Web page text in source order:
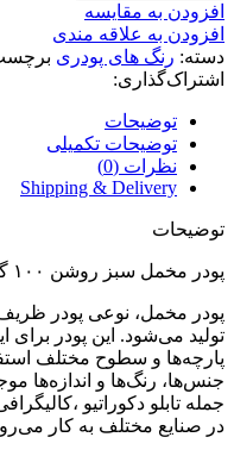
افزودن به مقایسه
افزودن به علاقه مندی
دسته: رنگ های پودری
اشتراک‌گذاری:
توضیحات
توضیحات تکمیلی
نظرات (0)
Shipping & Delivery
توضیحات
پودر مخمل سبز روشن ۱۰۰ گرمی
پودر مخمل، نوعی پودر
تولید می‌شود. این پودر برای
پارچه‌ها و سطوح مختلف
جنس‌ها، رنگ‌ها و اندازه‌ها
جمله تابلو دکوراتیو
در صنایع مختلف به کار